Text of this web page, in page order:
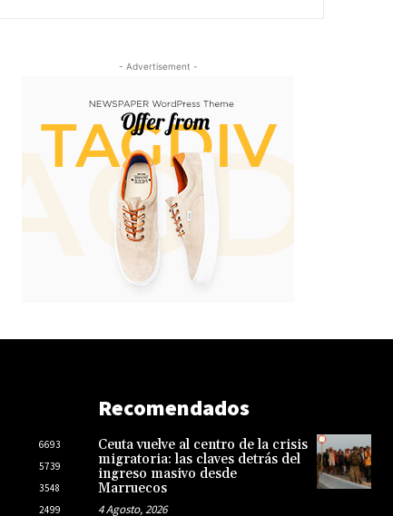
- Advertisement -
6693
5739
3548
2499
Recomendados
Ceuta vuelve al centro de la crisis
migratoria: las claves detrás del
ingreso masivo desde
Marruecos
4 Agosto, 2026